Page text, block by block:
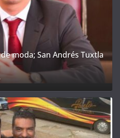
moda; San Andrés Tuxtla